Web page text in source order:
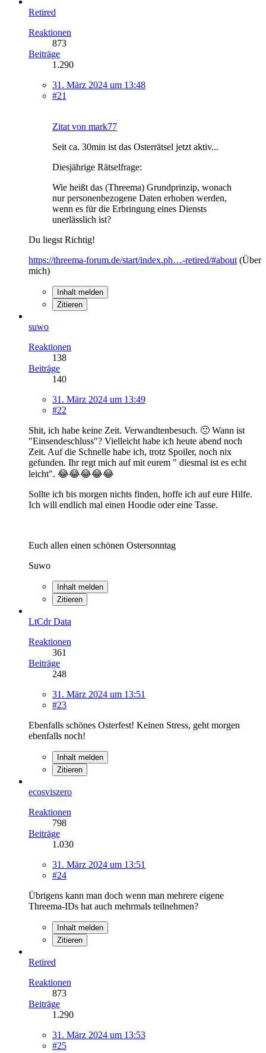
Retired
Reaktionen
873
Beiträge
1.290
31. März 2024 um 13:48
#21
Zitat von mark77
Seit ca. 30min ist das Osterrätsel jetzt aktiv...
Diesjährige Rätselfrage:
Wie heißt das (Threema) Grundprinzip, wonach
nur personenbezogene Daten erhoben werden,
wenn es für die Erbringung eines Diensts
unerlässlich ist?
Du liegst Richtig!
https://threema-forum.de/start/index.ph…-retired/#about (Über
mich)
Inhalt melden
Zitieren
suwo
Reaktionen
138
Beiträge
140
31. März 2024 um 13:49
#22
Shit, ich habe keine Zeit. Verwandtenbesuch. 🙁 Wann ist
"Einsendeschluss"? Vielleicht habe ich heute abend noch
Zeit. Auf die Schnelle habe ich, trotz Spoiler, noch nix
gefunden. Ihr regt mich auf mit eurem " diesmal ist es echt
leicht". 😂😂😂😂😂
Sollte ich bis morgen nichts finden, hoffe ich auf eure Hilfe.
Ich will endlich mal einen Hoodie oder eine Tasse.
Euch allen einen schönen Ostersonntag
Suwo
Inhalt melden
Zitieren
LtCdr Data
Reaktionen
361
Beiträge
248
31. März 2024 um 13:51
#23
Ebenfalls schönes Osterfest! Keinen Stress, geht morgen
ebenfalls noch!
Inhalt melden
Zitieren
ecosviszero
Reaktionen
798
Beiträge
1.030
31. März 2024 um 13:51
#24
Übrigens kann man doch wenn man mehrere eigene
Threema-IDs hat auch mehrmals teilnehmen?
Inhalt melden
Zitieren
Retired
Reaktionen
873
Beiträge
1.290
31. März 2024 um 13:53
#25